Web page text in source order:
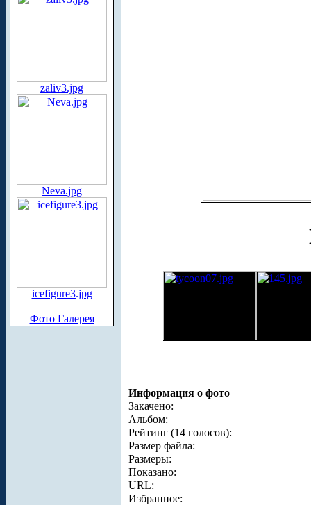
zaliv3.jpg
Neva.jpg
icefigure3.jpg
Фото Галерея
Информация о фото
Закачено:
Альбом:
Рейтинг (14 голосов):
Размер файла:
Размеры:
Показано:
URL:
Избранное: